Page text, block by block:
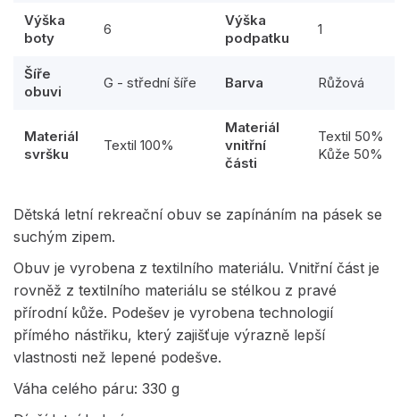
Výška
boty
6
Výška
podpatku
1
Šíře
obuvi
G - střední šíře Barva Růžová
Materiál
svršku
Textil 100%
Materiál
vnitřní
části
Textil 50%
Kůže 50%
Dětská letní rekreační obuv se zapínáním na pásek se
suchým zipem.
Obuv je vyrobena z textilního materiálu. Vnitřní část je
rovněž z textilního materiálu se stélkou z pravé
přírodní kůže. Podešev je vyrobena technologií
přímého nástřiku, který zajišťuje výrazně lepší
vlastnosti než lepené podešve.
Váha celého páru: 330 g